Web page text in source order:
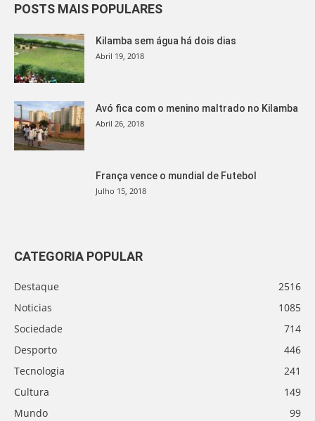
POSTS MAIS POPULARES
Kilamba sem água há dois dias
Abril 19, 2018
Avó fica com o menino maltrado no Kilamba
Abril 26, 2018
França vence o mundial de Futebol
Julho 15, 2018
CATEGORIA POPULAR
Destaque
2516
Noticias
1085
Sociedade
714
Desporto
446
Tecnologia
241
Cultura
149
Mundo
99